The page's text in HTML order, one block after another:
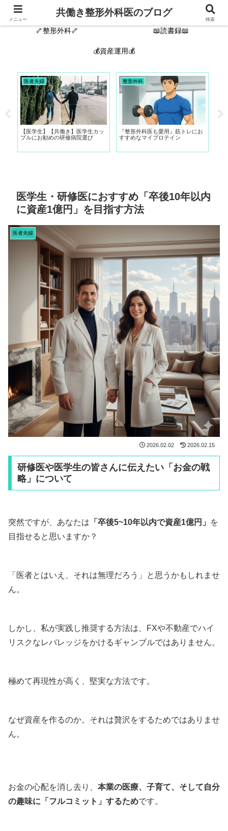
🙋‍♂️自己紹介🦴 新着記事
🦴整形外科🦴 📖読書録📖
💰資産運用💰
医者夫婦
【医学生】【共働き】医学生カッ
プルにお勧めの研修病院選び
整形外科
『整形外科医も愛用』筋トレにお
すすめなマイプロテイン
医学生・研修医におすすめ「卒後10年以内
に資産1億円」を目指す方法
医者夫婦
2026.02.02 2026.02.15
研修医や医学生の皆さんに伝えたい「お金の戦
略」について
突然ですが、あなたは 「卒後5~10年以内で資産1億円」
を
目指せると思いますか？
「医者とはいえ、それは無理だろう」と思うかもしれませ
ん。
しかし、私が実践し推奨する方法は、FXや不動産でハイ
リスクなレバレッジをかけるギャンブルではありません。
極めて再現性が高く、堅実な方法です。
なぜ資産を作るのか。それは贅沢をするためではありませ
ん。
お金の心配を消し去り、 本業の医療、子育て、そして自分
の趣味に「フルコミット」するためです。
メニュー
共働き整形外科医のブログ
検索